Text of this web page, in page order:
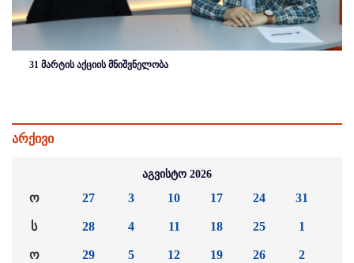
31 მარტის აქციის მნიშვნელობა
არქივი
აგვისტო 2026
ო
ს
ო
27
28
29
3
4
5
10
11
12
17
18
19
24
25
26
31
1
2